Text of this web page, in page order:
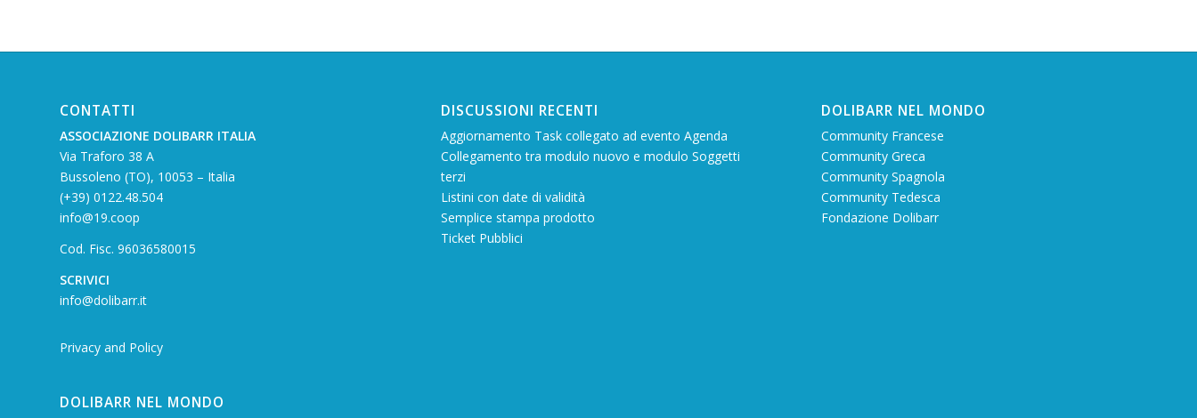
CONTATTI
ASSOCIAZIONE DOLIBARR ITALIA
Via Traforo 38 A
Bussoleno (TO), 10053 – Italia
(+39) 0122.48.504
info@19.coop
Cod. Fisc. 96036580015
SCRIVICI
info@dolibarr.it
Privacy and Policy
DOLIBARR NEL MONDO
DISCUSSIONI RECENTI
Aggiornamento Task collegato ad evento Agenda
Collegamento tra modulo nuovo e modulo Soggetti
terzi
Listini con date di validità
Semplice stampa prodotto
Ticket Pubblici
DOLIBARR NEL MONDO
Community Francese
Community Greca
Community Spagnola
Community Tedesca
Fondazione Dolibarr